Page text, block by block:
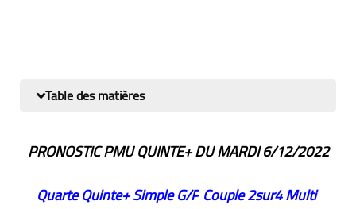
Table des matières
PRONOSTIC PMU QUINTE+ DU MARDI 6/12/2022
QuarteQuinte+Simple G/PCouple2sur4Multi